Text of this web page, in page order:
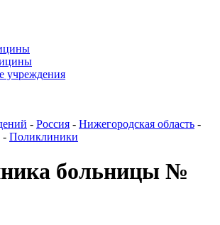
учреждения
- Россия - Нижегородская область -
- Поликлиники
больницы №